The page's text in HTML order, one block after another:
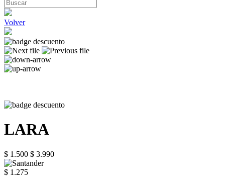
Volver
LARA
$ 1.500 $ 3.990
$ 1.275